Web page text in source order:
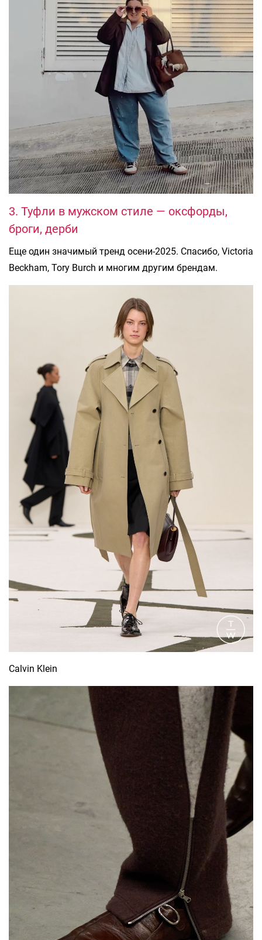
3. Туфли в мужском стиле — оксфорды,
броги, дерби
Еще один значимый тренд осени-2025. Спасибо, Victoria
Beckham, Tory Burch и многим другим брендам.
Calvin Klein